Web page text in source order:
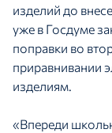
изделий до
уже в Госдуме
поправки во
приравнивании
изделиям.
«Впереди